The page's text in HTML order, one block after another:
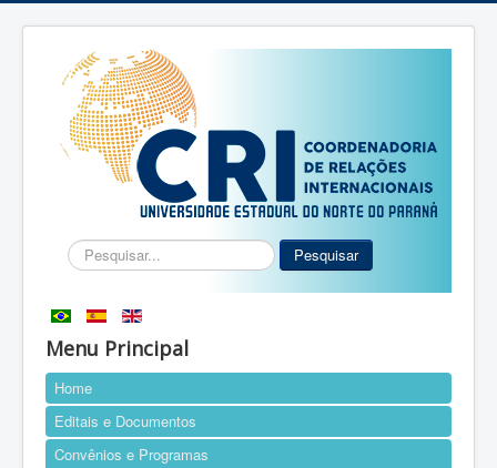
Pesquisar... Pesquisar
Menu Principal
Home
Editais e Documentos
Convênios e Programas